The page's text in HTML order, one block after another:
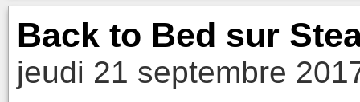
Back to Bed sur
jeudi 21 septembre